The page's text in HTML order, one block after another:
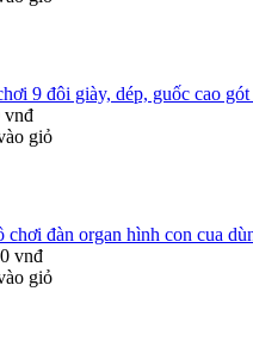
9 đôi giày, dép, guốc cao gót
vnđ
giỏ
chơi đàn organ hình con cua
vnđ
giỏ